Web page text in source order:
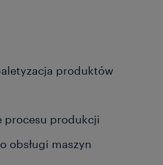
produktów
procesu produkcji
obsługi maszyn